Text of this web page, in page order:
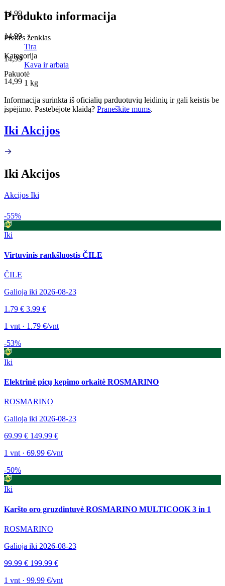
14,99
14,99
14,99
14,99
Produkto informacija
Prekės ženklas
Tira
Kategorija
Kava ir arbata
Pakuotė
1 kg
Informacija surinkta iš oficialių parduotuvių leidinių ir gali keistis be
įspėjimo. Pastebėjote klaidą? Praneškite mums.
Iki Akcijos
Iki Akcijos
Akcijos Iki
-55%
Iki
Virtuvinis rankšluostis ČILE
ČILE
Galioja iki 2026-08-23
1.79 € 3.99 €
1 vnt · 1.79 €/vnt
-53%
Iki
Elektrinė picų kepimo orkaitė ROSMARINO
ROSMARINO
Galioja iki 2026-08-23
69.99 € 149.99 €
1 vnt · 69.99 €/vnt
-50%
Iki
Karšto oro gruzdintuvė ROSMARINO MULTICOOK 3 in 1
ROSMARINO
Galioja iki 2026-08-23
99.99 € 199.99 €
1 vnt · 99.99 €/vnt